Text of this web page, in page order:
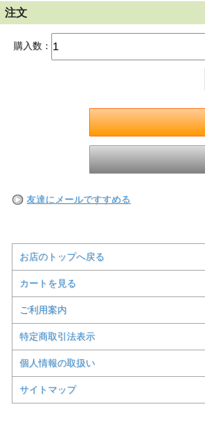
注文
購入数：
友達にメールですすめる
お店のトップへ戻る
カートを見る
ご利用案内
特定商取引法表示
個人情報の取扱い
サイトマップ